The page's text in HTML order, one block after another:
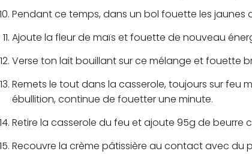
Pendant ce temps, dans un bol fouette les jaunes
Ajoute la fleur de maïs et fouette de nouveau
Verse ton lait bouillant sur ce mélange et fouette
Remets le tout dans la casserole, toujours sur feu
ébullition, continue de fouetter une minute.
Retire la casserole du feu et ajoute 95g de
Recouvre la crème pâtissière au contact avec du